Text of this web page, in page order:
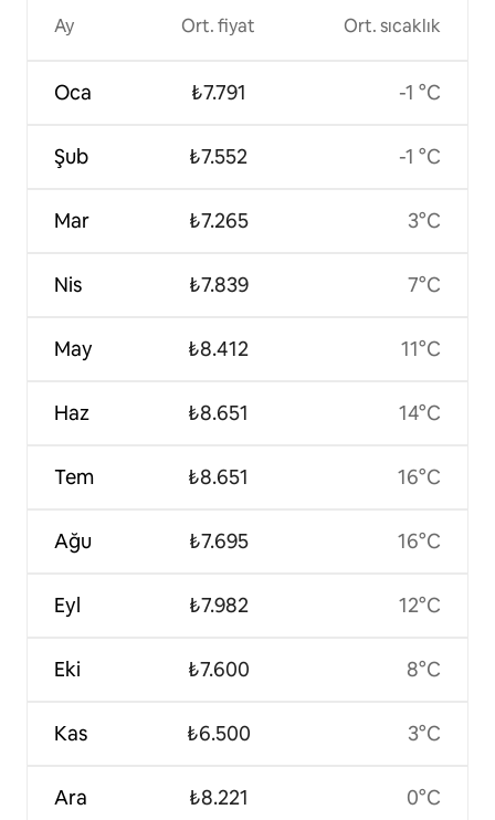
Ay
Oca
Şub
Mar
Nis
May
Haz
Tem
Ağu
Eyl
Eki
Kas
Ara
Ort. fiyat
₺7.791
₺7.552
₺7.265
₺7.839
₺8.412
₺8.651
₺8.651
₺7.695
₺7.982
₺7.600
₺6.500
₺8.221
Ort. sıcaklık
-1 °C
-1 °C
3°C
7°C
11°C
14°C
16°C
16°C
12°C
8°C
3°C
0°C